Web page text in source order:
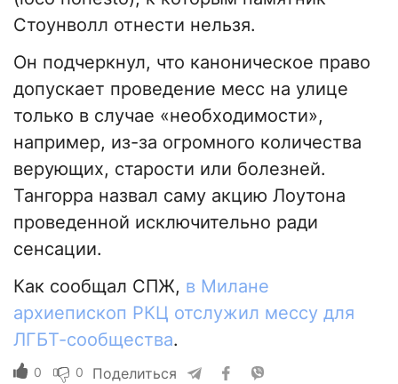
Стоунволл отнести нельзя.
Он подчеркнул, что каноническое право
допускает проведение месс на улице
только в случае «необходимости»,
например, из-за огромного количества
верующих, старости или болезней.
Тангорра назвал саму акцию Лоутона
проведенной исключительно ради
сенсации.
Как сообщал СПЖ, в Милане
архиепископ РКЦ отслужил мессу для
ЛГБТ-сообщества.
0 0 Поделиться